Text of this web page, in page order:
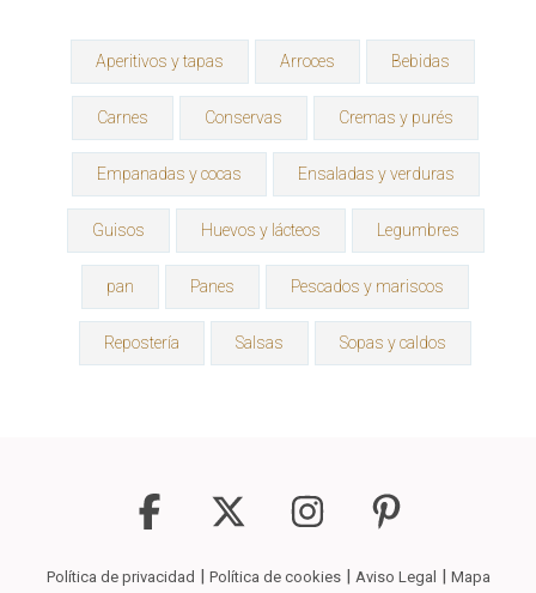
Aperitivos y tapas Arroces Bebidas
Carnes Conservas Cremas y purés
Empanadas y cocas Ensaladas y verduras
Guisos Huevos y lácteos Legumbres
pan Panes Pescados y mariscos
Repostería Salsas Sopas y caldos
Política de privacidad | Política de cookies| Aviso Legal | Mapa